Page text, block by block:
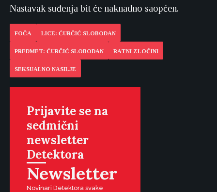
Nastavak suđenja bit će naknadno saopćen.
FOČA LICE: ĆURČIĆ SLOBODAN
PREDMET: ĆURČIĆ SLOBODAN RATNI ZLOČINI
SEKSUALNO NASILJE
Prijavite se na
sedmični
newsletter
Detektora
Newsletter
Novinari Detektora svake